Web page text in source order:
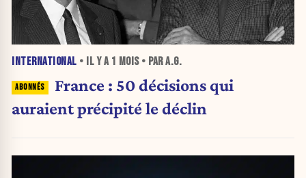
INTERNATIONAL • IL Y A 1 MOIS• PAR A.G.
France : 50 décisions qui
auraient précipité le déclin